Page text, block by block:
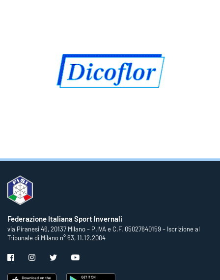
Federazione Italiana Sport Invernali
via Piranesi 46, 20137 Milano – P.IVA e C.F. 05027640159 – Iscrizione al
Tribunale di Milano n° 63, 11.12.2004